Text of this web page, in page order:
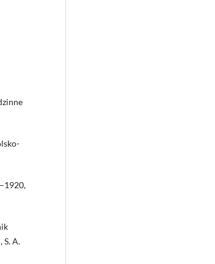
S. A.